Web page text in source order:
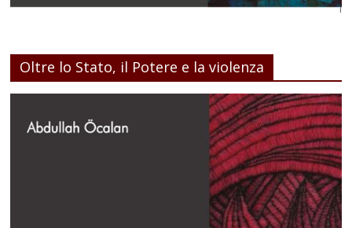
Oltre lo Stato, il Potere e la violenza